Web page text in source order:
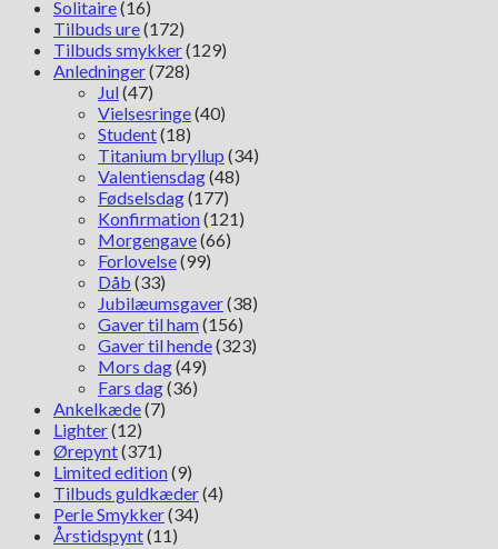
Solitaire(16)
Tilbuds ure(172)
Tilbuds smykker(129)
Anledninger(728)
Jul(47)
Vielsesringe(40)
Student(18)
Titanium bryllup (34)
Valentiensdag(48)
Fødselsdag(177)
Konfirmation(121)
Morgengave(66)
Forlovelse(99)
Dåb (33)
Jubilæumsgaver(38)
Gaver til ham(156)
Gaver til hende(323)
Mors dag(49)
Fars dag(36)
Ankelkæde(7)
Lighter(12)
Ørepynt(371)
Limited edition(9)
Tilbuds guldkæder(4)
Perle Smykker(34)
Årstidspynt(11)